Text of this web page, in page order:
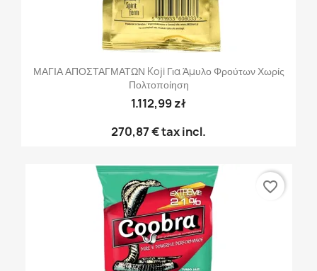
ΜΑΓΙΑ ΑΠΟΣΤΑΓΜΑΤΩΝ Koji Για Άμυλο Φρούτων Χωρίς
Πολτοποίηση
1.112,99 zł
270,87 €tax incl.
favorite_border